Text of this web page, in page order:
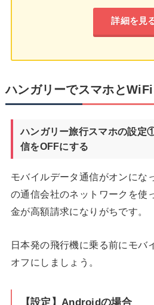
詳細を見
ハンガリーでスマホと
ハンガリー旅行スマホの設定
信をOFFにする
モバイルデータ通信がオンにな
の通信会社のネットワークを使
金が高額請求になりがちです。
日本発の飛行機に乗る前にモバ
オフにしましょう。
【設定】Androidの場合